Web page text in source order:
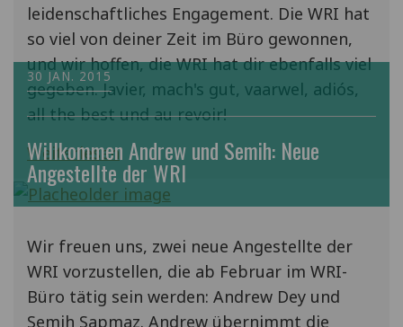
leidenschaftliches Engagement. Die WRI hat
so viel von deiner Zeit im Büro gewonnen,
und wir hoffen, die WRI hat dir ebenfalls viel
gegeben. Javier, mach's gut, vaarwel, adiós,
all the best und au revoir!
Weiterlesen
30 JAN. 2015
Willkommen Andrew und Semih: Neue
Angestellte der WRI
Wir freuen uns, zwei neue Angestellte der
WRI vorzustellen, die ab Februar im WRI-
Büro tätig sein werden: Andrew Dey und
Semih Sapmaz. Andrew übernimmt die